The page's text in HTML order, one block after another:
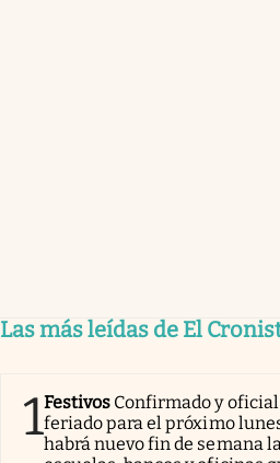
Las más leídas de El
1Festivos Confirmado y
feriado para el próximo
habrá nuevo fin de semana